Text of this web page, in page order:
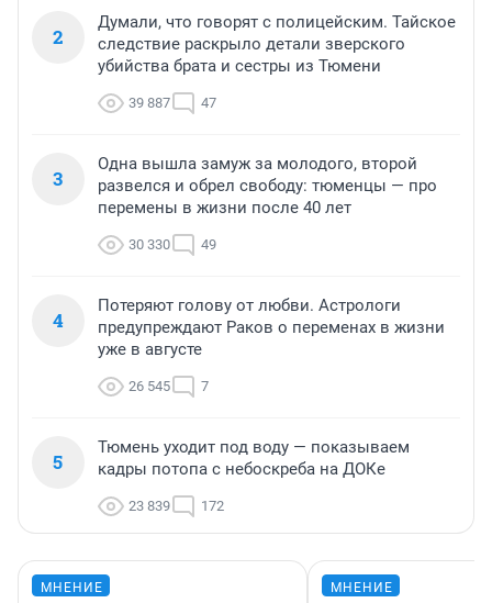
2
Думали, что говорят с полицейским. Тайское
следствие раскрыло детали зверского
убийства брата и сестры из Тюмени
39 887 47
3
Одна вышла замуж за молодого, второй
развелся и обрел свободу: тюменцы — про
перемены в жизни после 40 лет
30 330 49
4
Потеряют голову от любви. Астрологи
предупреждают Раков о переменах в жизни
уже в августе
26 545 7
5
Тюмень уходит под воду — показываем
кадры потопа с небоскреба на ДОКе
23 839 172
МНЕНИЕ МНЕНИЕ